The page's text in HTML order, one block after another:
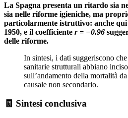
La Spagna presenta un ritardo sia
sia nelle riforme igieniche, ma
particolarmente istruttivo: anche
1950, e il coefficiente r = −0.96
delle riforme.
In sintesi, i dati suggeriscono
sanitarie strutturali abbiano
sull’andamento della mortalità
causale non secondario.
🧾 Sintesi conclusiva